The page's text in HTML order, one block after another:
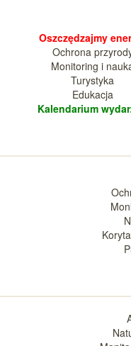
Oszczędzajmy
Ochrona
Monitoring i
Turystyka
Edukacja
Kalendarium wy